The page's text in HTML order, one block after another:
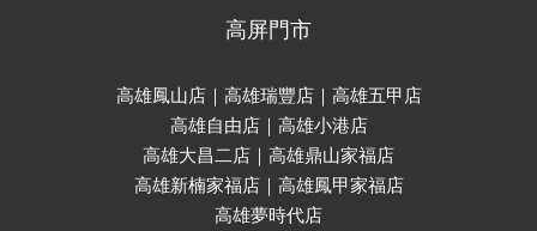
高屏門市
高雄鳳山店｜高雄瑞豐店｜高雄五甲店
高雄自由店｜高雄小港店
高雄大昌二店｜高雄鼎山家福店
高雄新楠家福店｜高雄鳳甲家福店
高雄夢時代店